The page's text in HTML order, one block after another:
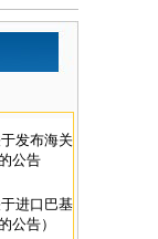
发布海关
公告
进口巴基
公告）